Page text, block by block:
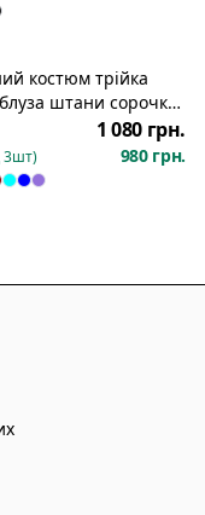
костюм трійка
штани сорочка
765
1 080 грн.
3шт) 980 грн.